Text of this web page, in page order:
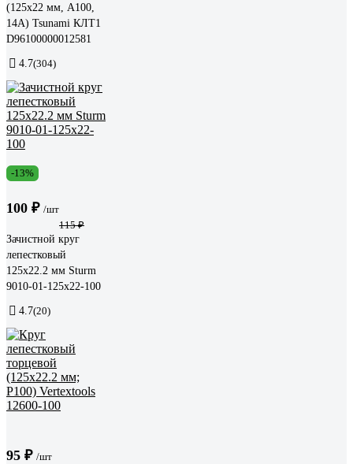
(125х22 мм, А100,
14А) Tsunami КЛТ1
D96100000012581
4.7(304)
-13%
100 ₽ /шт
115 ₽
Зачистной круг
лепестковый
125х22.2 мм Sturm
9010-01-125x22-100
4.7(20)
95 ₽ /шт